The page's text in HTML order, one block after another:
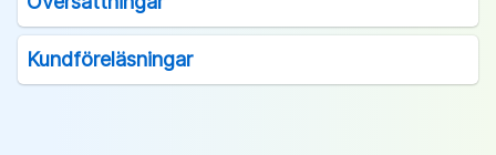
Kundföreläsningar